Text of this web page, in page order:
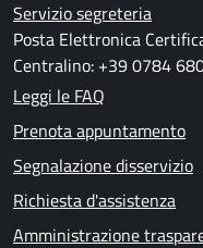
Servizio segreteria
Posta Elettronica
Centralino: +39 0784
Leggi le FAQ
Prenota appuntamento
Segnalazione disservizio
Richiesta d'assistenza
Amministrazione